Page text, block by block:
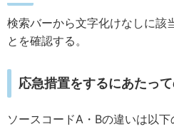
検索バーから文字化けなしに該
とを確認する。
応急措置をするにあたっ
ソースコードA・Bの違いは以